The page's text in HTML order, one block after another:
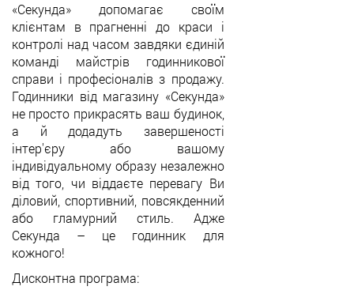
«Секунда» допомагає своїм
клієнтам в прагненні до краси і
контролі над часом завдяки єдиній
команді майстрів годинникової
справи і професіоналів з продажу.
Годинники від магазину «Секунда»
не просто прикрасять ваш будинок,
а й додадуть завершеності
інтер'єру або вашому
індивідуальному образу незалежно
від того, чи віддаєте перевагу Ви
діловий, спортивний, повсякденний
або гламурний стиль. Адже
Секунда – це годинник для
кожного!
Дисконтна програма: